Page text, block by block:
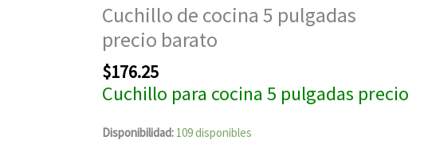
Cuchillo de cocina 5 pulgadas
precio barato
$176.25
Cuchillo para cocina 5 pulgadas precio
Disponibilidad: 109 disponibles
5
pulgadas
barato
cantidad